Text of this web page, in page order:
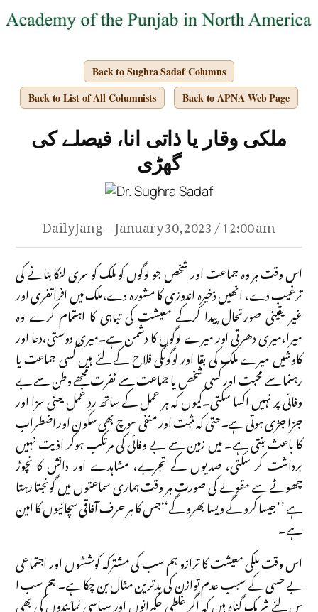
Back to Sughra Sadaf Columns
Back to List of All Columnists
Back to APNA Web Page
ملکی وقار یا ذاتی انا، فیصلے کی
گھڑی
Daily Jang — January 30, 2023 / 12:00 am
اس وقت ہر وہ جماعت اور شخص جو لوگوں کو ملک کو سری لنکا بنانے کی
ترغیب دے، انھیں ذخیرہ اندوزی کا مشورہ دے،ملک میں افراتفری اور
غیر یقینی صورتحال پیدا کرکے معیشت کی تباہی کا اہتمام کرے وہ
میرا،میری دھرتی اور میرے لوگوں کا دشمن ہے۔میری دوستی،دعا اور
کاوشیں میرے ملک کی بقا اور لوگوںکی فلاح کے لئے ہیں کسی جماعت یا
رہنما سے محبت اور کسی شخص یا جماعت سے نفرت مجھے وطن سے بے
وفائی پر نہیں اکسا سکتی۔کیوں کہ ہر عمل کے ساتھ ردِ عمل یعنی سزا اور
جزا جڑی ہوتی ہے۔حتیٰ کہ مثبت اور منفی سوچ بھی سکون اور اضطراب
کا باعث بنتی ہے۔ میں زمین سے بے وفائی کی مرتکب ہوکر اذیت نہیں
برداشت کر سکتی، صدیوں کے تجربے، مشاہدے اور دانش کا نچوڑ
چھوٹے سے مقولے کی صورت ہر وقت ہماری سماعتوں میں گونجتا رہتا
ہے ’’جیسا کرو گے ویسا بھرو گے‘‘جس کا ہر حرف آفاقی سچائیوں کا امین
ہے۔
اس وقت ملکی معیشت کا ترازو ہم سب کی مشترکہ کوششوں اور اجتماعی
بے حسی کے سبب عدم توازن کی بدترین مثال بن چکا ہے۔ ہم سب ا
س لئے شریک گناہ ہیں کہ اگر غلطی حکمرانوں اور سیاسی نمائندوں کی بھی